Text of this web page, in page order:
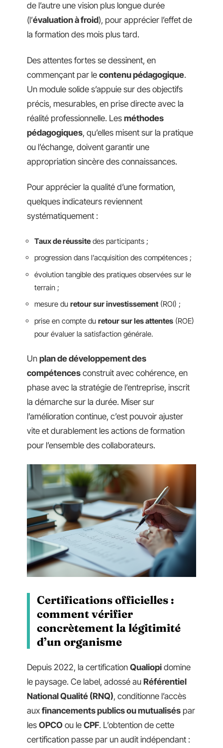
de l’autre une vision plus longue durée
(l’évaluation à froid), pour apprécier l’effet de
la formation des mois plus tard.
Des attentes fortes se dessinent, en
commençant par le contenu pédagogique.
Un module solide s’appuie sur des objectifs
précis, mesurables, en prise directe avec la
réalité professionnelle. Les méthodes
pédagogiques, qu’elles misent sur la pratique
ou l’échange, doivent garantir une
appropriation sincère des connaissances.
Pour apprécier la qualité d’une formation,
quelques indicateurs reviennent
systématiquement :
Taux de réussite des participants ;
progression dans l’acquisition des compétences ;
évolution tangible des pratiques observées sur le
terrain ;
mesure du retour sur investissement (ROI) ;
prise en compte du retour sur les attentes (ROE)
pour évaluer la satisfaction générale.
Un plan de développement des
compétences construit avec cohérence, en
phase avec la stratégie de l’entreprise, inscrit
la démarche sur la durée. Miser sur
l’amélioration continue, c’est pouvoir ajuster
vite et durablement les actions de formation
pour l’ensemble des collaborateurs.
Certifications officielles :
comment vérifier
concrètement la légitimité
d’un organisme
Depuis 2022, la certification Qualiopi domine
le paysage. Ce label, adossé au Référentiel
National Qualité (RNQ), conditionne l’accès
aux financements publics ou mutualisés par
les OPCO ou le CPF. L’obtention de cette
certification passe par un audit indépendant :